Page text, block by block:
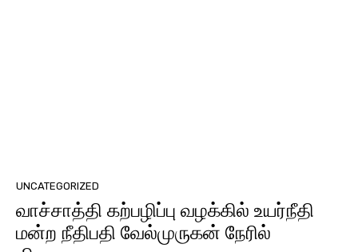
UNCATEGORIZED
வாச்சாத்தி கற்பழிப்பு வழக்கில் உயர்நீதி
மன்ற நீதிபதி வேல்முருகன் நேரில்